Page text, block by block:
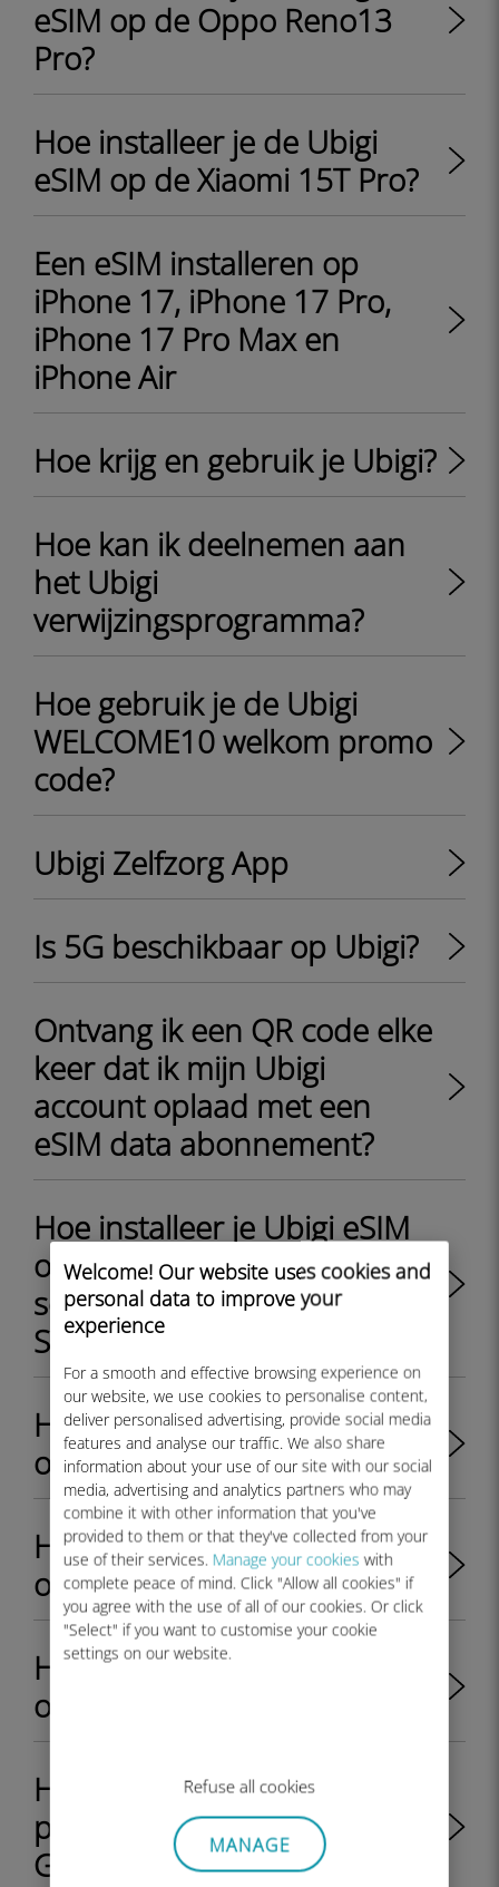
Welcome! Our website uses cookies and
personal data to improve your
experience
For a smooth and effective browsing experience on
our website, we use cookies to personalise content,
deliver personalised advertising, provide social media
features and analyse our traffic. We also share
information about your use of our site with our social
media, advertising and analytics partners who may
combine it with other information that you've
provided to them or that they've collected from your
use of their services. Manage your cookies with
complete peace of mind. Click "Allow all cookies" if
you agree with the use of all of our cookies. Or click
"Select" if you want to customise your cookie
settings on our website.
Refuse all cookies
MANAGE
eSIM op de Oppo Reno13
Pro?
Hoe installeer je de Ubigi
eSIM op de Xiaomi 15T Pro?
Een eSIM installeren op
iPhone 17, iPhone 17 Pro,
iPhone 17 Pro Max en
iPhone Air
Hoe krijg en gebruik je Ubigi?
Hoe kan ik deelnemen aan
het Ubigi
verwijzingsprogramma?
Hoe gebruik je de Ubigi
WELCOME10 welkom promo
code?
Ubigi Zelfzorg App
Is 5G beschikbaar op Ubigi?
Ontvang ik een QR code elke
keer dat ik mijn Ubigi
account oplaad met een
eSIM data abonnement?
Hoe installeer je Ubigi eSIM
op Samsung Galaxy S22
series (inclusief S22, S22+ en
S22 Ultra)?
Hoe installeer ik Ubigi eSIM
op mijn iPhone 14 modellen?
Hoe installeer je Ubigi eSIM
op je iPhone 12 modellen?
Hoe installeer je Ubigi eSIM
op je iPhone 13 modellen?
Hoe installeer ik een eSIM
profiel op Google Pixel 6 of
Google Pixel 7?